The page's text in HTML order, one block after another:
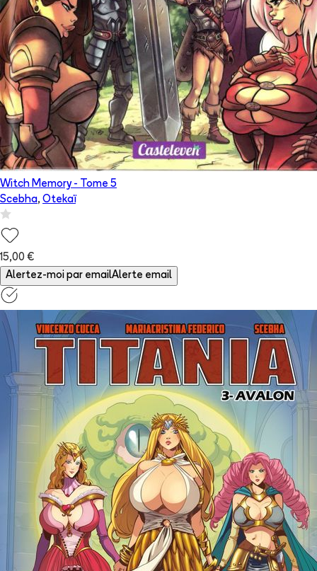
Witch Memory- Tome 5
Scebha, Otekaï
15,00 €
Alertez-moi par emailAlerte email